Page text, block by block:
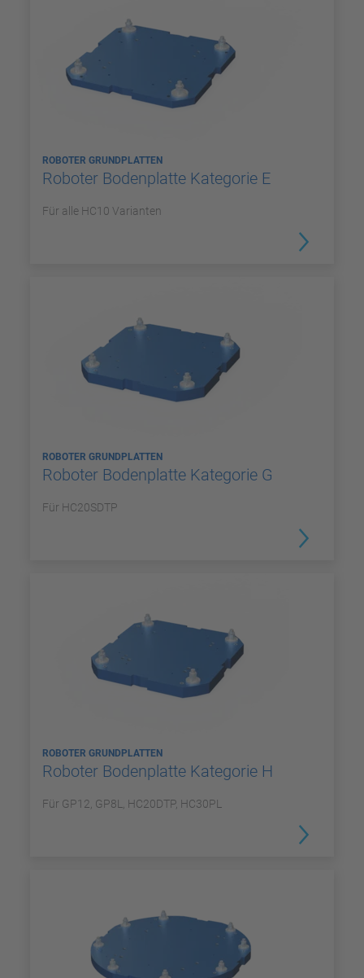
ROBOTER GRUNDPLATTEN
Roboter Bodenplatte Kategorie E
Für alle HC10 Varianten
ROBOTER GRUNDPLATTEN
Roboter Bodenplatte Kategorie G
Für HC20SDTP
ROBOTER GRUNDPLATTEN
Roboter Bodenplatte Kategorie H
Für GP12, GP8L, HC20DTP, HC30PL